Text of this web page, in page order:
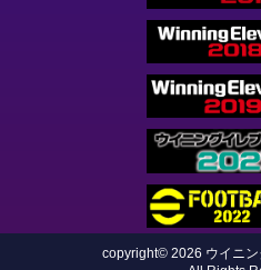
copyright© 2026 ウイニ